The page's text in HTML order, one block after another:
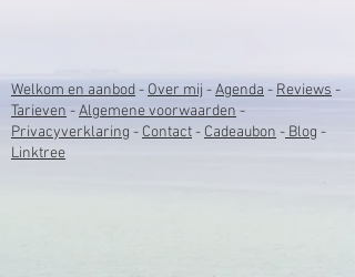
Welkom en aanbod- Over mij -Agenda - Reviews -
Tarieven -Algemene voorwaarden -
Privacyverklaring - Contact- Cadeaubon - Blog -
Linktree